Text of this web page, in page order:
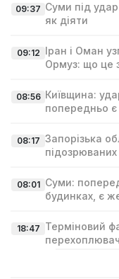
09:37 Суми під
як діяти
09:12 Іран і Оман
Ормуз: що це
08:56 Київщина:
попередньо
08:17 Запорізька
підозрюваних
08:01 Суми:
будинках, є
18:47 Терміновий